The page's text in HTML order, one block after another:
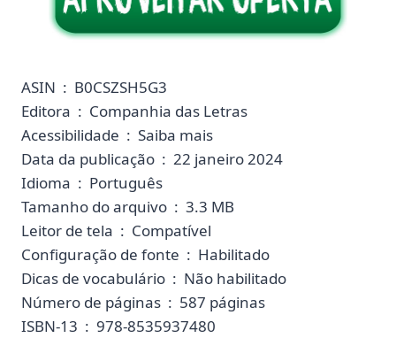
ASIN ‏ : ‎ B0CSZSH5G3
Editora ‏ : ‎ Companhia das Letras
Acessibilidade ‏ : ‎ Saiba mais
Data da publicação ‏ : ‎ 22 janeiro 2024
Idioma ‏ : ‎ Português
Tamanho do arquivo ‏ : ‎ 3.3 MB
Leitor de tela ‏ : ‎ Compatível
Configuração de fonte ‏ : ‎ Habilitado
Dicas de vocabulário ‏ : ‎ Não habilitado
Número de páginas ‏ : ‎ 587 páginas
ISBN-13 ‏ : ‎ 978-8535937480